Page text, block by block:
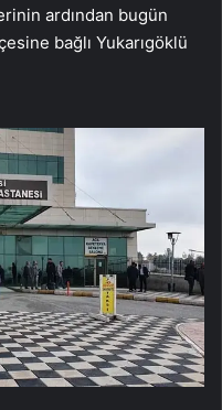
ardından bugün
bağlı Yukarıgöklü